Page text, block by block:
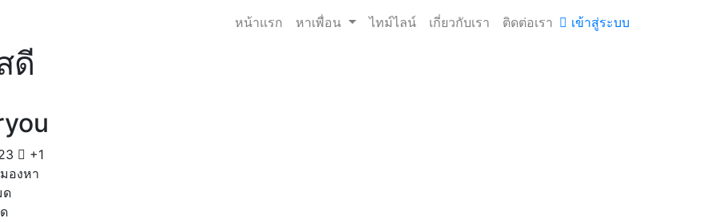
หน้าแรก หาเพื่อน ไทม์ไลน์ เกี่ยวกับเรา ติดต่อเรา เข้าสู่ระบบ
ดี
+1
องหา
ด